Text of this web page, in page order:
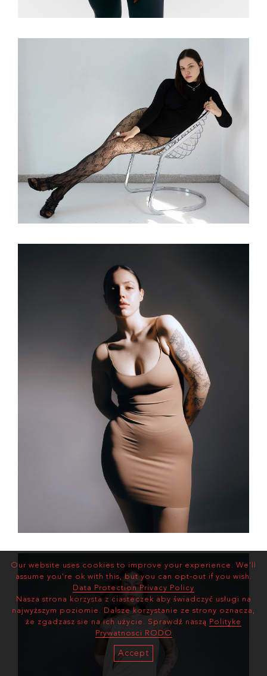
Our website uses cookies to improve your experience. We'll
assume you're ok with this, but you can opt-out if you wish.
Data Protection Privacy Policy
Nasza strona korzysta z ciasteczek aby świadczyć usługi na
najwyższym poziomie. Dalsze korzystanie ze strony oznacza,
że zgadzasz sie na ich użycie. Sprawdź naszą Polityke
Prywatnosci RODO
Accept